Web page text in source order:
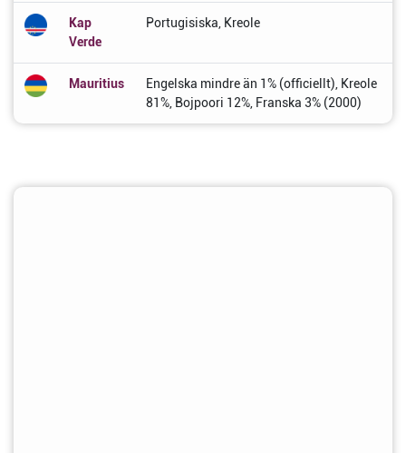
Kap
Verde
Portugisiska, Kreole
Mauritius
Engelska mindre än 1% (officiellt), Kreole
81%, Bojpoori 12%, Franska 3% (2000)